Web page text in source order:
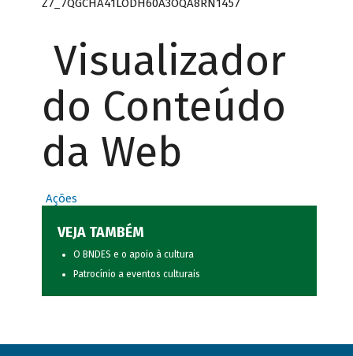
Visualizador
do Conteúdo
da Web
Ações
VEJA TAMBÉM
O BNDES e o apoio à cultura
Patrocínio a eventos culturais